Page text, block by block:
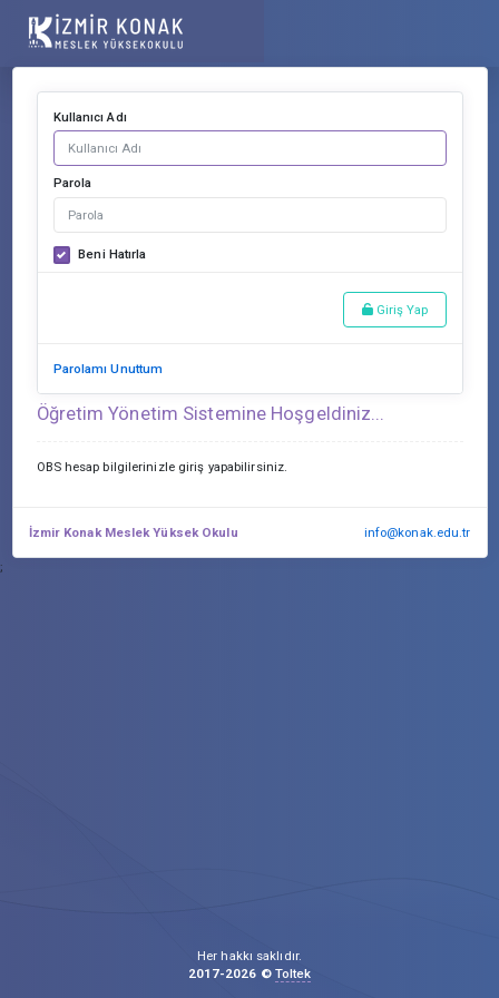
Öğretim Yönetim Sistemine Hoşgeldiniz...
OBS hesap bilgilerinizle giriş yapabilirsiniz.
Kullanıcı Adı
Parola
Beni Hatırla
Giriş Yap
Parolamı Unuttum
İzmir Konak Meslek Yüksek Okulu info@konak.edu.tr
;
Her hakkı saklıdır.
2017-2026 © Toltek